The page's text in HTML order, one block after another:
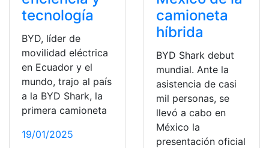
tecnología
BYD, líder de
movilidad eléctrica
en Ecuador y el
mundo, trajo al país
a la BYD Shark, la
primera camioneta
19/01/2025
camioneta
híbrida
BYD Shark debut
mundial. Ante la
asistencia de casi
mil personas, se
llevó a cabo en
México la
presentación oficial